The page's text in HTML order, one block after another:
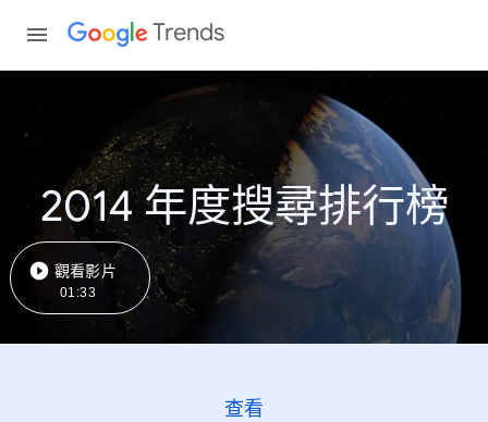
Trends
2014 年度搜尋排行榜
觀看影片
01:33
查看